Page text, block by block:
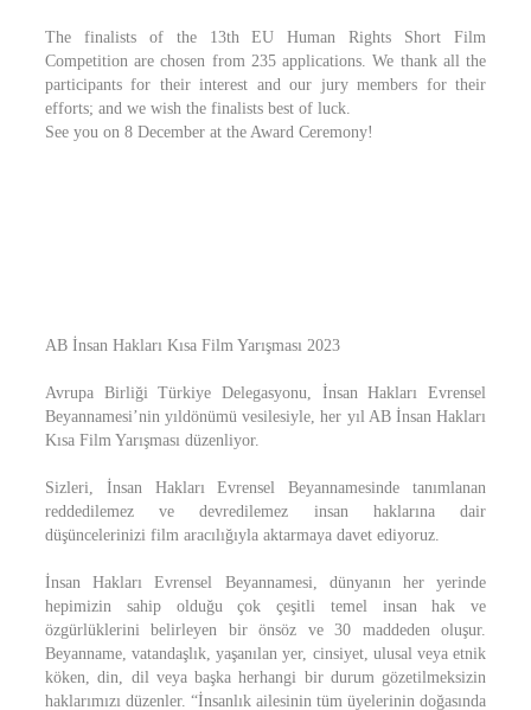
The finalists of the 13th EU Human Rights Short Film
Competition are chosen from 235 applications. We thank all the
participants for their interest and our jury members for their
efforts; and we wish the finalists best of luck.
See you on 8 December at the Award Ceremony!
AB İnsan Hakları Kısa Film Yarışması 2023
Avrupa Birliği Türkiye Delegasyonu, İnsan Hakları Evrensel
Beyannamesi’nin yıldönümü vesilesiyle, her yıl AB İnsan Hakları
Kısa Film Yarışması düzenliyor.
Sizleri, İnsan Hakları Evrensel Beyannamesinde tanımlanan
reddedilemez ve devredilemez insan haklarına dair
düşüncelerinizi film aracılığıyla aktarmaya davet ediyoruz.
İnsan Hakları Evrensel Beyannamesi, dünyanın her yerinde
hepimizin sahip olduğu çok çeşitli temel insan hak ve
özgürlüklerini belirleyen bir önsöz ve 30 maddeden oluşur.
Beyanname, vatandaşlık, yaşanılan yer, cinsiyet, ulusal veya etnik
köken, din, dil veya başka herhangi bir durum gözetilmeksizin
haklarımızı düzenler. “İnsanlık ailesinin tüm üyelerinin doğasında